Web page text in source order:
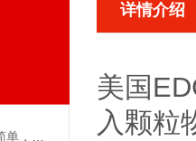
详情介绍
美国
入颗粒